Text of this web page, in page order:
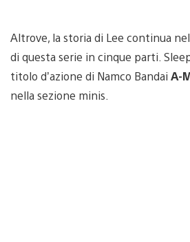
Altrove, la storia di Lee continua
di questa serie in cinque parti.
titolo d’azione di Namco Bandai A-
nella sezione minis.